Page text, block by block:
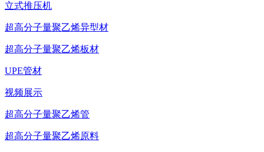
立式推压机
超高分子量聚乙烯异型材
超高分子量聚乙烯板材
UPE管材
视频展示
超高分子量聚乙烯管
超高分子量聚乙烯原料